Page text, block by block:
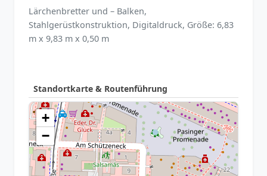
Lärchenbretter und – Balken,
Stahlgerüstkonstruktion, Digitaldruck, Größe: 6,83
m x 9,83 m x 0,50 m
Standortkarte & Routenführung
+
−